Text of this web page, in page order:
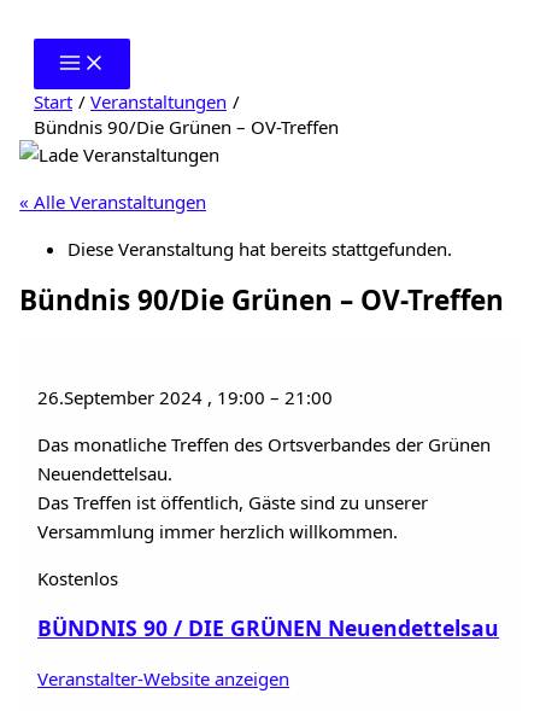
springen
Start
Veranstaltungen
Bündnis 90/Die Grünen – OV-Treffen
« Alle Veranstaltungen
Diese Veranstaltung hat bereits stattgefunden.
Bündnis 90/Die Grünen – OV-Treffen
26.September 2024 , 19:00– 21:00
Das monatliche Treffen des Ortsverbandes der Grünen
Neuendettelsau.
Das Treffen ist öffentlich, Gäste sind zu unserer
Versammlung immer herzlich willkommen.
Kostenlos
BÜNDNIS 90 / DIE GRÜNEN Neuendettelsau
Veranstalter-Website anzeigen